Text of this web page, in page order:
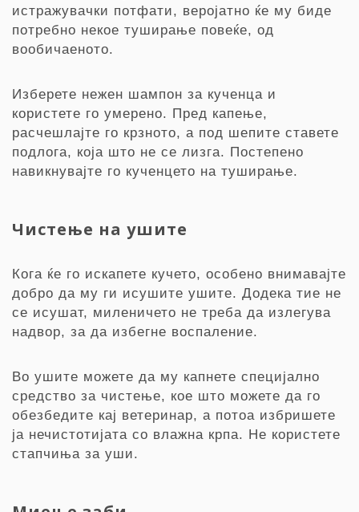
истражувачки потфати, веројатно ќе му биде
потребно некое туширање повеќе, од
вообичаеното.
Изберете нежен шампон за кученца и
користете го умерено. Пред капење,
расчешлајте го крзното, а под шепите ставете
подлога, која што не се лизга. Постепено
навикнувајте го кученцето на туширање.
Чистење на ушите
Кога ќе го искапете кучето, особено внимавајте
добро да му ги исушите ушите. Додека тие не
се исушат, миленичето не треба да излегува
надвор, за да избегне воспаление.
Во ушите можете да му капнете специјално
средство за чистење, кое што можете да го
обезбедите кај ветеринар, а потоа избришете
ја нечистотијата со влажна крпа. Не користете
стапчиња за уши.